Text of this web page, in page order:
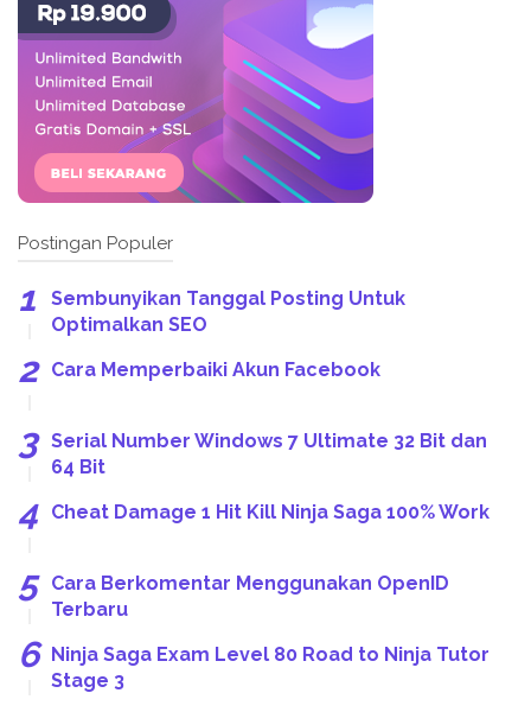
Postingan Populer
Sembunyikan Tanggal Posting Untuk
Optimalkan SEO
Cara Memperbaiki Akun Facebook
Serial Number Windows 7 Ultimate 32 Bit dan
64 Bit
Cheat Damage 1 Hit Kill Ninja Saga 100% Work
Cara Berkomentar Menggunakan OpenID
Terbaru
Ninja Saga Exam Level 80 Road to Ninja Tutor
Stage 3